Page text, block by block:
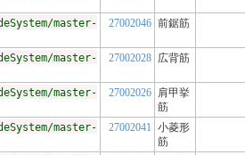
master-
27002046 前鋸筋
master-
27002028 広背筋
master-
27002026 肩甲挙
筋
master-
27002041 小菱形
筋